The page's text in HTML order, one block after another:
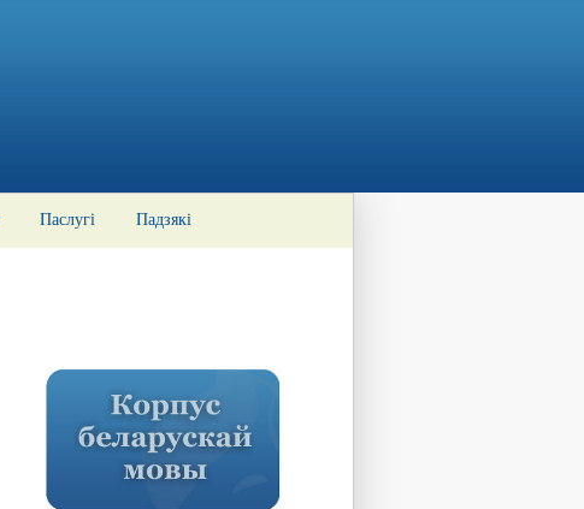
Паслугі Падзякі